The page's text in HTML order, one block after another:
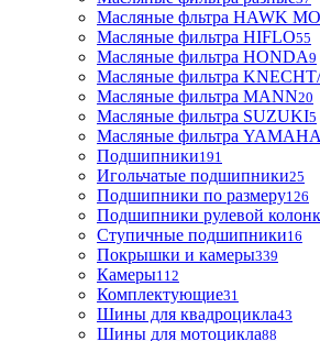
Масляные фльтра HAWK
Масляные фильтра HIFLO55
Масляные фильтра HONDA9
Масляные фильтра
Масляные фильтра MANN20
Масляные фильтра SUZUKI5
Масляные фильтра YAMAHA
Подшипники191
Игольчатые подшипники25
Подшипники по размеру126
Подшипники рулевой
Ступичные подшипники16
Покрышки и камеры339
Камеры112
Комплектующие31
Шины для квадроцикла43
Шины для мотоцикла88